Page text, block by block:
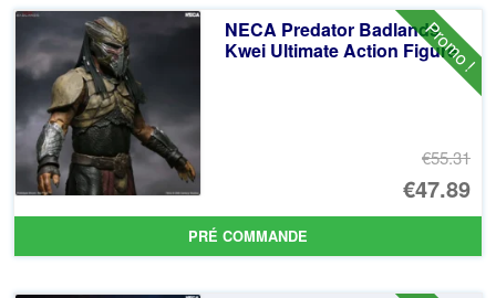
Promo !
NECA Predator Badlands
Kwei Ultimate Action Figure
€55.31
Le
€47.89
Le
PRÉ COMMANDE